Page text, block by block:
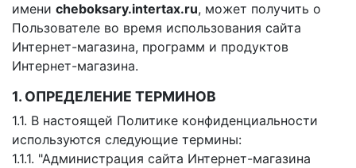
имени cheboksary.intertax.ru, может получить о
Пользователе во время использования сайта
Интернет-магазина, программ и продуктов
Интернет-магазина.
1. ОПРЕДЕЛЕНИЕ ТЕРМИНОВ
1.1. В настоящей Политике конфиденциальности
используются следующие термины:
1.1.1. "Администрация сайта Интернет-магазина